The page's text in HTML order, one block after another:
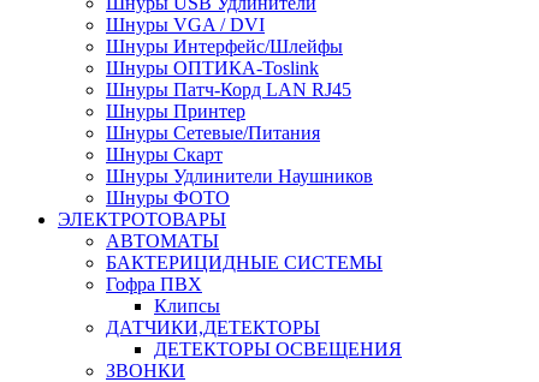
Шнуры VGA / DVI
Шнуры Интерфейс/Шлейфы
Шнуры ОПТИКА-Toslink
Шнуры Патч-Корд LAN RJ45
Шнуры Принтер
Шнуры Сетевые/Питания
Шнуры Скарт
Шнуры Удлинители Наушников
Шнуры ФОТО
ЭЛЕКТРОТОВАРЫ
АВТОМАТЫ
БАКТЕРИЦИДНЫЕ СИСТЕМЫ
Гофра ПВХ
Клипсы
ДАТЧИКИ,ДЕТЕКТОРЫ
ДЕТЕКТОРЫ ОСВЕЩЕНИЯ
ЗВОНКИ